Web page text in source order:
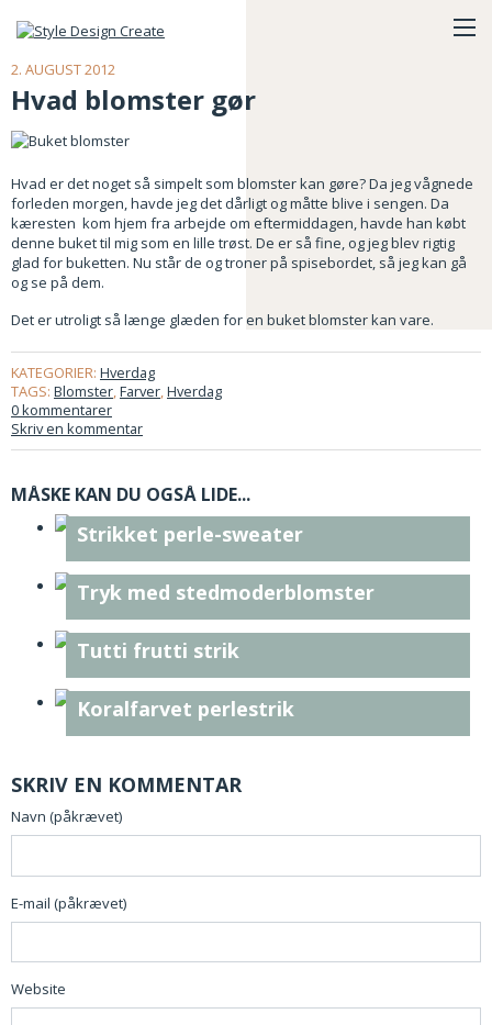
2. AUGUST 2012
Hvad blomster gør
Hvad er det noget så simpelt som blomster kan gøre? Da jeg vågnede
forleden morgen, havde jeg det dårligt og måtte blive i sengen. Da
kæresten kom hjem fra arbejde om eftermiddagen, havde han købt
denne buket til mig som en lille trøst. De er så fine, og jeg blev rigtig
glad for buketten. Nu står de og troner på spisebordet, så jeg kan gå
og se på dem.
Det er utroligt så længe glæden for en buket blomster kan vare.
KATEGORIER: Hverdag
TAGS: Blomster,Farver,Hverdag
0 kommentarer
Skriv en kommentar
MÅSKE KAN DU OGSÅ LIDE...
Strikket perle-sweater
Tryk med stedmoderblomster
Tutti frutti strik
Koralfarvet perlestrik
SKRIV EN KOMMENTAR
Navn (påkrævet)
E-mail (påkrævet)
Website